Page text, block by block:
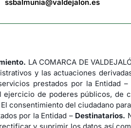
ssbalmunia@valdejalon.es
LA COMARCA DE
y las actuaciones
prestados por la Entidad –
de poderes públicos, de
consentimiento del ciudadano
por la Entidad – Destinatarios.
y suprimir los datos así